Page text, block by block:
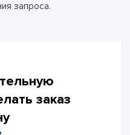
запроса.
заказ